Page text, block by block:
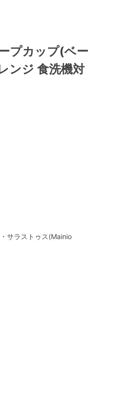
プカップ(ベー
ンジ 食洗機対
サラストゥス(Mainio